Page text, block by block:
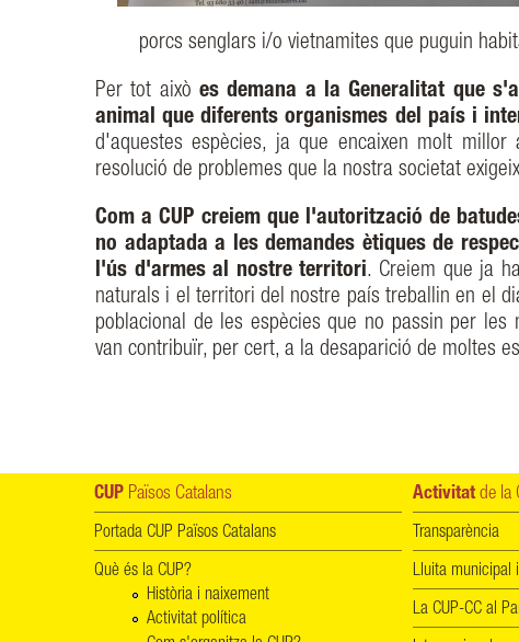
porcs senglars i/o vietnamites que puguin
Per tot aixòes demana a la Generalitat que
animal que diferents organismes del país i
d'aquestes espècies, ja que encaixen molt
resolució de problemes que la nostra societat
Com a CUP creiem que l'autorització de
no adaptada a les demandes ètiques de
l'ús d'armes al nostre territori. Creiem que ja
naturals i el territori del nostre país treballin en el
poblacional de les espècies que no passin per
van contribuïr, per cert, a la desaparició de moltes
CUP Països Catalans
Portada CUP Països Catalans
Què és la CUP?
Història i naixement
Activitat política
Activitat de la
Transparència
Lluita municipal
La CUP-CC al